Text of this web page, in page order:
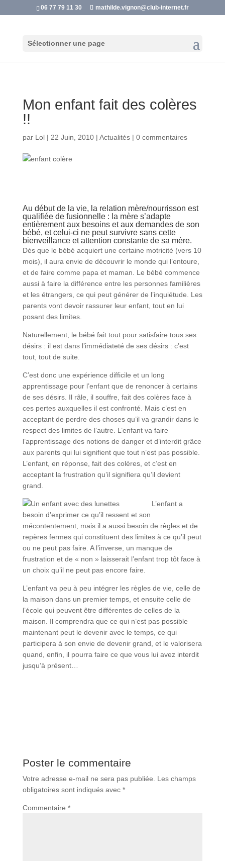
06 77 79 11 30 mathilde.vignon@club-internet.fr
Sélectionner une page
Mon enfant fait des colères
!!
par Lol| 22 Juin, 2010| Actualités| 0 commentaires
Au début de la vie, la relation mère/nourrisson est
qualifiée de fusionnelle : la mère s’adapte
entièrement aux besoins et aux demandes de son
bébé, et celui-ci ne peut survivre sans cette
bienveillance et attention constante de sa mère.
Dès que le bébé acquiert une certaine motricité (vers 10
mois), il aura envie de découvrir le monde qui l’entoure,
et de faire comme papa et maman. Le bébé commence
aussi à faire la différence entre les personnes familières
et les étrangers, ce qui peut générer de l’inquiétude. Les
parents vont devoir rassurer leur enfant, tout en lui
posant des limites.
Naturellement, le bébé fait tout pour satisfaire tous ses
désirs : il est dans l’immédiateté de ses désirs : c’est
tout, tout de suite.
C’est donc une expérience difficile et un long
apprentissage pour l’enfant que de renoncer à certains
de ses désirs. Il râle, il souffre, fait des colères face à
ces pertes auxquelles il est confronté. Mais c’est en
acceptant de perdre des choses qu’il va grandir dans le
respect des limites de l’autre. L’enfant va faire
l’apprentissage des notions de danger et d’interdit grâce
aux parents qui lui signifient que tout n’est pas possible.
L’enfant, en réponse, fait des colères, et c’est en
acceptant la frustration qu’il signifiera qu’il devient
grand.
L’enfant a
besoin d’exprimer ce qu’il ressent et son
mécontentement, mais il a aussi besoin de règles et de
repères fermes qui constituent des limites à ce qu’il peut
ou ne peut pas faire. A l’inverse, un manque de
frustration et de « non » laisserait l’enfant trop tôt face à
un choix qu’il ne peut pas encore faire.
L’enfant va peu à peu intégrer les règles de vie, celle de
la maison dans un premier temps, et ensuite celle de
l’école qui peuvent être différentes de celles de la
maison. Il comprendra que ce qui n’est pas possible
maintenant peut le devenir avec le temps, ce qui
participera à son envie de devenir grand, et le valorisera
quand, enfin, il pourra faire ce que vous lui avez interdit
jusqu’à présent…
Poster le commentaire
Votre adresse e-mail ne sera pas publiée.
Les champs
obligatoires sont indiqués avec *
Commentaire *